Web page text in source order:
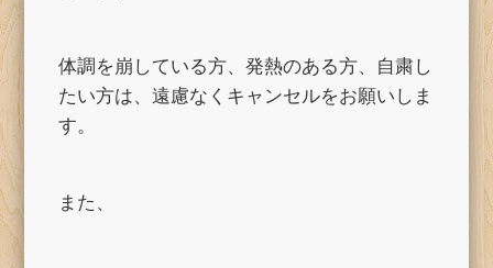
体調を崩している方、発熱のある方、自粛し
たい方は、遠慮なくキャンセルをお願いしま
す。
また、